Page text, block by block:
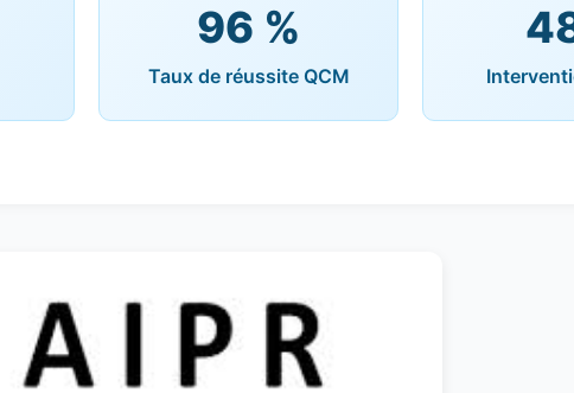
96 %
Taux de réussite QCM